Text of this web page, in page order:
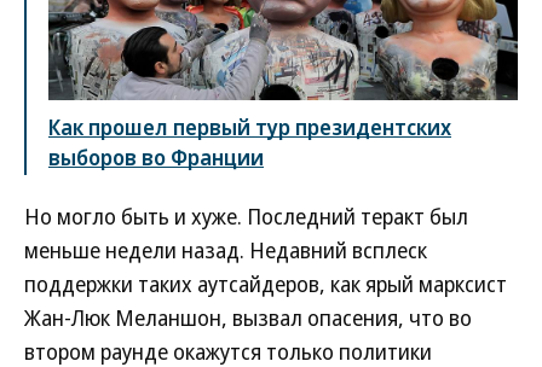
Как прошел первый тур президентских
выборов во Франции
Но могло быть и хуже. Последний теракт был
меньше недели назад. Недавний всплеск
поддержки таких аутсайдеров, как ярый марксист
Жан-Люк Меланшон, вызвал опасения, что во
втором раунде окажутся только политики